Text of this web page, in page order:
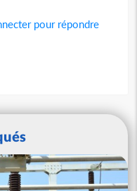
pour répondre